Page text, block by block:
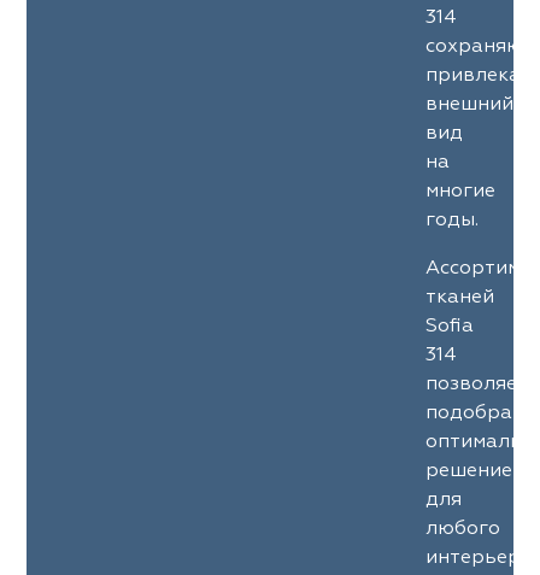
314
сохраняют
внешний
вид
на
многие
годы.
тканей
Sofia
314
позволяет
подобрать
решение
для
любого